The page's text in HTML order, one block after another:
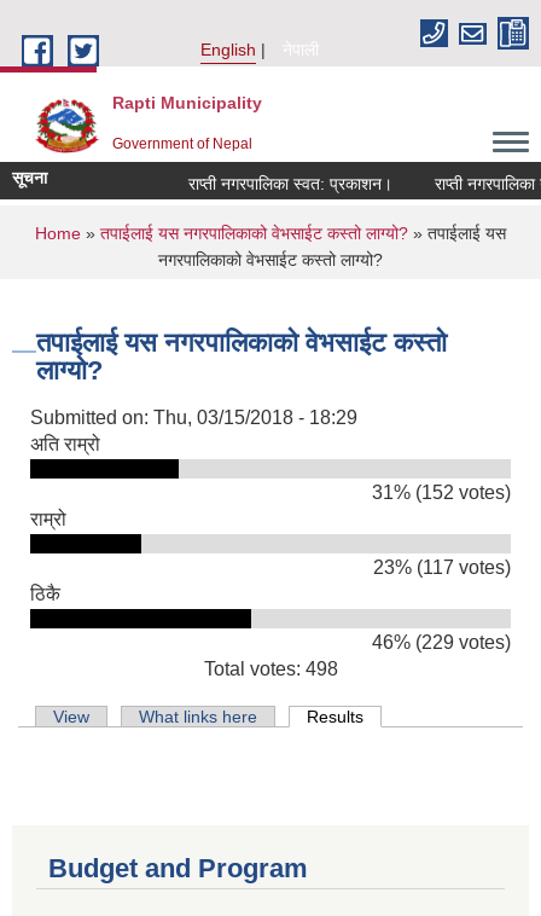
English
नेपाली
Rapti Municipality
Government of Nepal
सूचना राप्ती नगरपालिका स्वत: प्रकाशन। राप्ती नगरपालिका
You are here
Home » तपाईलाई यस नगरपालिकाको वेभसाईट कस्तो लाग्यो? » तपाईलाई यस
नगरपालिकाको वेभसाईट कस्तो लाग्यो?
तपाईलाई यस नगरपालिकाको वेभसाईट कस्तो
लाग्यो?
Submitted on: Thu, 03/15/2018 - 18:29
अति राम्रो
31% (152 votes)
राम्रो
23% (117 votes)
ठिकै
46% (229 votes)
Total votes: 498
Primary tabs
View What links here Results
Budget and Program